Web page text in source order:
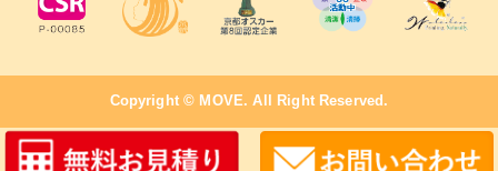
Copyright © MOVE. All Right Reserved.